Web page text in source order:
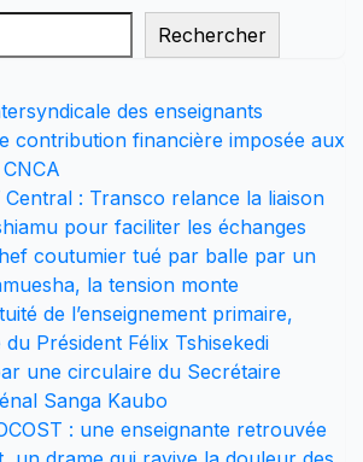
Rechercher
des enseignants
contribution financière imposée aux
Central : Transco relance la liaison
pour faciliter les échanges
coutumier tué par balle par un
la tension monte
de l’enseignement primaire,
Président Félix Tshisekedi
une circulaire du Secrétaire
Sanga Kaubo
: une enseignante retrouvée